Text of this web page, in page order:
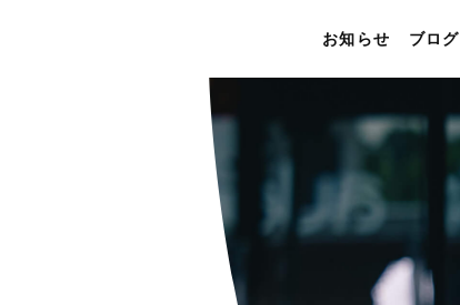
お知らせ ブログ